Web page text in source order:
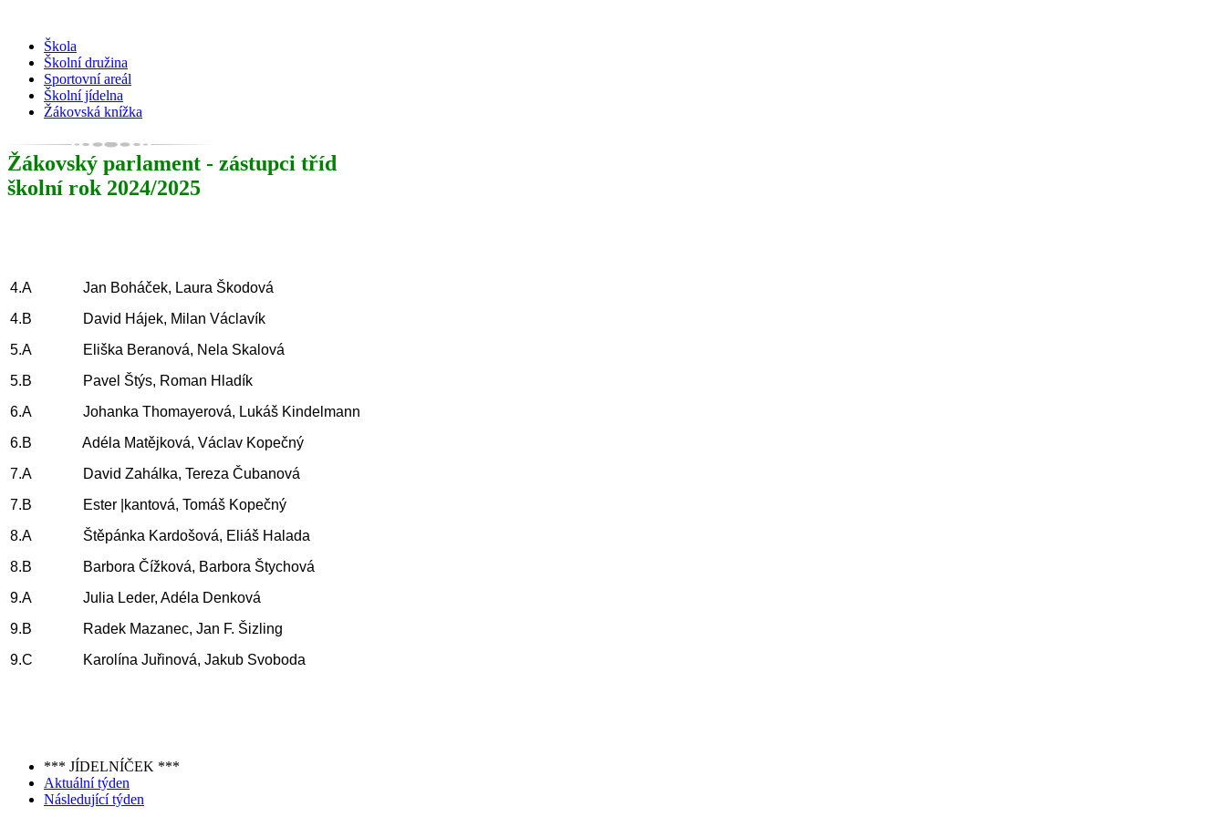
Škola
Školní družina
Sportovní areál
Školní jídelna
Žákovská knížka
Žákovský parlament - zástupci tříd
školní rok 2024/2025
4.A
4.B
5.A
5.B
6.A
6.B
7.A
7.B
8.A
8.B
9.A
9.B
9.C
Jan Boháček, Laura Škodová
David Hájek, Milan Václavík
Eliška Beranová, Nela Skalová
Pavel Štýs, Roman Hladík
Johanka Thomayerová, Lukáš Kindelmann
Adéla Matějková, Václav Kopečný
David Zahálka, Tereza Čubanová
Ester |kantová, Tomáš Kopečný
Štěpánka Kardošová, Eliáš Halada
Barbora Čížková, Barbora Štychová
Julia Leder, Adéla Denková
Radek Mazanec, Jan F. Šizling
Karolína Juřinová, Jakub Svoboda
*** JÍDELNÍČEK ***
Aktuální týden
Následující týden